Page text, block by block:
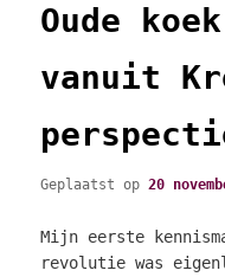
Oude
vanuit
Geplaatst op20
Mijn eerste
revolutie was